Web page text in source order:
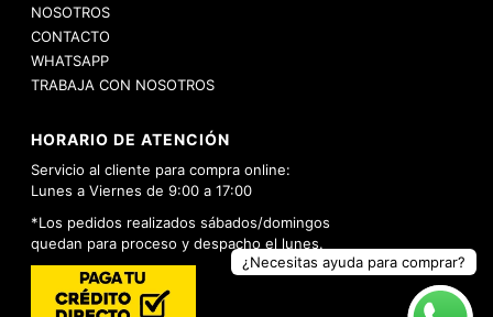
¿Necesitas ayuda para comprar?
NOSOTROS
CONTACTO
WHATSAPP
TRABAJA CON NOSOTROS
HORARIO DE ATENCIÓN
Servicio al cliente para compra online:
Lunes a Viernes de 9:00 a 17:00
*Los pedidos realizados sábados/domingos
quedan para proceso y despacho el lunes.